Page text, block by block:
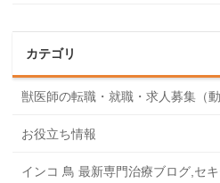
カテゴリ
獣医師の転職・就職・求人募集（動
お役立ち情報
インコ 鳥 最新専門治療ブログ,セ